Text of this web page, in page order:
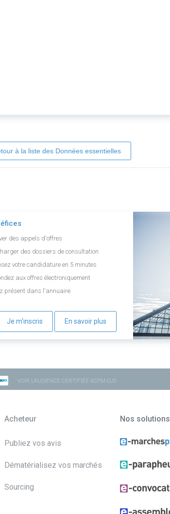
à la liste des Données essentielles
des appels d'offres
des dossiers de consultation
votre candidature en 5 minutes
aux offres électroniquement
présent dans l'annuaire
Je m'inscris En savoir plus
VOIR L'AUDIENCE CERTIFIÉE ACPM-OJD
Acheteur
Publiez vos avis
Dématérialisez vos marchés
Sourcing
Nos solutions